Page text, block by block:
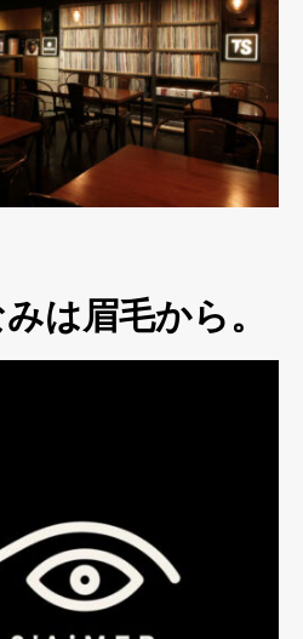
は眉毛から。